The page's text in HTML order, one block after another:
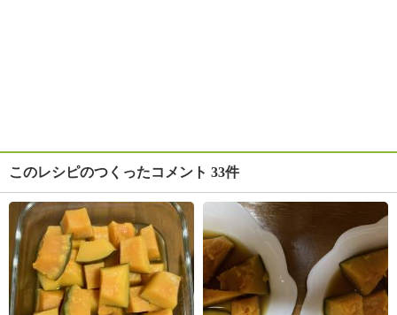
このレシピのつくったコメント 33件